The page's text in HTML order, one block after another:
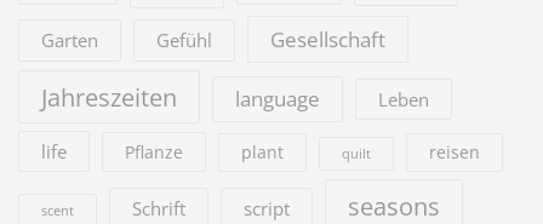
Garten Gefühl Gesellschaft
Jahreszeiten language Leben
life Pflanze plant quilt reisen
scent Schrift script seasons